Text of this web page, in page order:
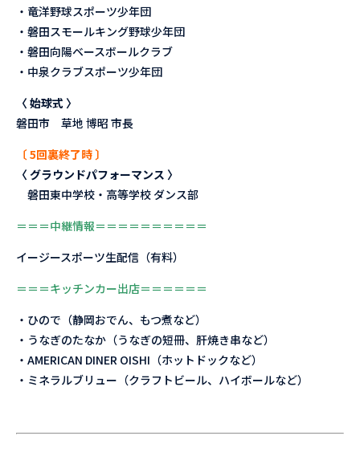
・竜洋野球スポーツ少年団
・磐田スモールキング野球少年団
・磐田向陽ベースボールクラブ
・中泉クラブスポーツ少年団
〈 始球式 〉
磐田市 草地 博昭 市長
〔 5回裏終了時 〕
〈 グラウンドパフォーマンス 〉
磐田東中学校・高等学校 ダンス部
＝＝＝中継情報＝＝＝＝＝＝＝＝＝＝
イージースポーツ生配信（有料）
＝＝＝キッチンカー出店＝＝＝＝＝＝
・ひので（静岡おでん、もつ煮など）
・うなぎのたなか（うなぎの短冊、肝焼き串など）
・AMERICAN DINER OISHI（ホットドックなど）
・ミネラルブリュー（クラフトビール、ハイボールなど）